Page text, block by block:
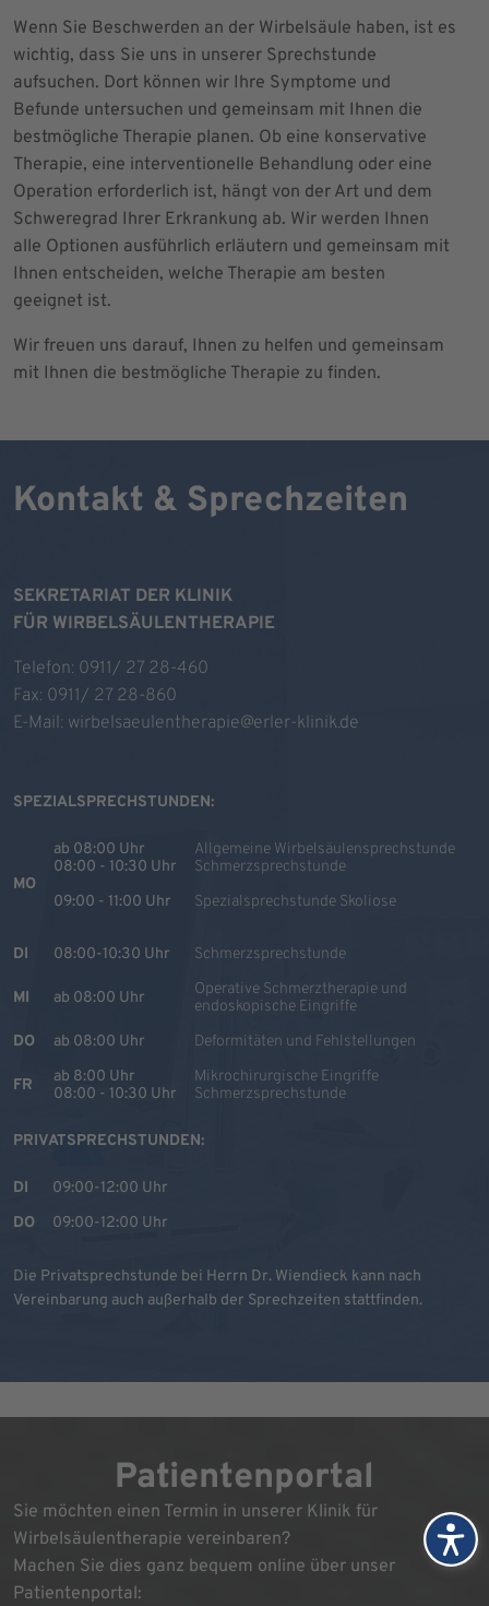
Wenn Sie Beschwerden an der Wirbelsäule haben, ist es
wichtig, dass Sie uns in unserer Sprechstunde
aufsuchen. Dort können wir Ihre Symptome und
Befunde untersuchen und gemeinsam mit Ihnen die
bestmögliche Therapie planen. Ob eine konservative
Therapie, eine interventionelle Behandlung oder eine
Operation erforderlich ist, hängt von der Art und dem
Schweregrad Ihrer Erkrankung ab. Wir werden Ihnen
alle Optionen ausführlich erläutern und gemeinsam mit
Ihnen entscheiden, welche Therapie am besten
geeignet ist.
Wir freuen uns darauf, Ihnen zu helfen und gemeinsam
mit Ihnen die bestmögliche Therapie zu finden.
Kontakt & Sprechzeiten
SEKRETARIAT DER KLINIK
FÜR WIRBELSÄULENTHERAPIE
Telefon: 0911/ 27 28-460
Fax: 0911/ 27 28-860
E-Mail: wirbelsaeulentherapie@erler-klinik.de
SPEZIALSPRECHSTUNDEN:
MO
ab 08:00 Uhr
08:00 - 10:30 Uhr
09:00 - 11:00 Uhr
Allgemeine Wirbelsäulensprechstunde
Schmerzsprechstunde
Spezialsprechstunde Skoliose
DI 08:00-10:30 Uhr Schmerzsprechstunde
MI ab 08:00 Uhr
Operative Schmerztherapie und
endoskopische Eingriffe
DO
ab 08:00 Uhr Deformitäten und Fehlstellungen
FR
ab 8:00 Uhr
08:00 - 10:30 Uhr
Mikrochirurgische Eingriffe
Schmerzsprechstunde
PRIVATSPRECHSTUNDEN:
DI
09:00-12:00 Uhr
DO
09:00-12:00 Uhr
Die Privatsprechstunde bei Herrn Dr. Wiendieck kann nach
Vereinbarung auch außerhalb der Sprechzeiten stattfinden.
Patientenportal
Sie möchten einen Termin in unserer Klinik für
Wirbelsäulentherapie vereinbaren?
Machen Sie dies ganz bequem online über unser
Patientenportal: